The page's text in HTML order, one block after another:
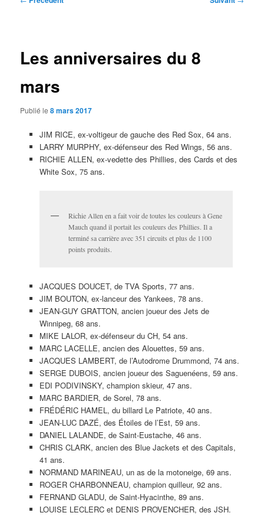
Les anniversaires du 8
mars
Publié le8 mars 2017
JIM RICE, ex-voltigeur de gauche des Red Sox, 64 ans.
LARRY MURPHY, ex-défenseur des Red Wings, 56 ans.
RICHIE ALLEN, ex-vedette des Phillies, des Cards et des
White Sox, 75 ans.
Richie Allen en a fait voir de toutes les couleurs à Gene
Mauch quand il portait les couleurs des Phillies. Il a
terminé sa carrière avec 351 circuits et plus de 1100
points produits.
JACQUES DOUCET, de TVA Sports, 77 ans.
JIM BOUTON, ex-lanceur des Yankees, 78 ans.
JEAN-GUY GRATTON, ancien joueur des Jets de
Winnipeg, 68 ans.
MIKE LALOR, ex-défenseur du CH, 54 ans.
MARC LACELLE, ancien des Alouettes, 59 ans.
JACQUES LAMBERT, de l’Autodrome Drummond, 74 ans.
SERGE DUBOIS, ancien joueur des Saguenéens, 59 ans.
EDI PODIVINSKY, champion skieur, 47 ans.
MARC BARDIER, de Sorel, 78 ans.
FRÉDÉRIC HAMEL, du billard Le Patriote, 40 ans.
JEAN-LUC DAZÉ, des Étoiles de l’Est, 59 ans.
DANIEL LALANDE, de Saint-Eustache, 46 ans.
CHRIS CLARK, ancien des Blue Jackets et des Capitals,
41 ans.
NORMAND MARINEAU, un as de la motoneige, 69 ans.
ROGER CHARBONNEAU, champion quilleur, 92 ans.
FERNAND GLADU, de Saint-Hyacinthe, 89 ans.
LOUISE LECLERC et DENIS PROVENCHER, des JSH.